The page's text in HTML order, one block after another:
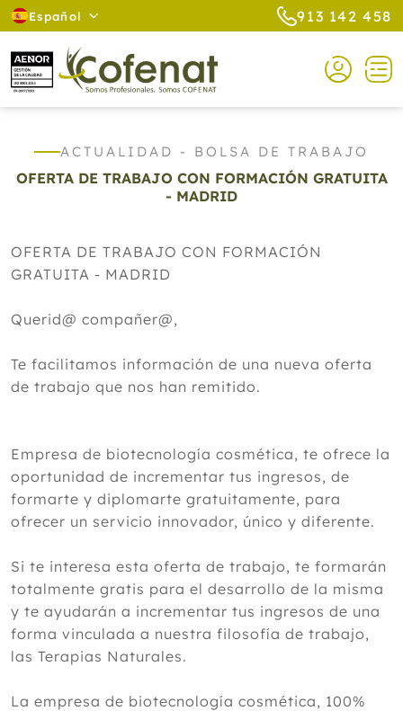
Español 913 142 458
ACTUALIDAD - BOLSA DE TRABAJO
OFERTA DE TRABAJO CON FORMACIÓN GRATUITA
- MADRID
OFERTA DE TRABAJO CON FORMACIÓN
GRATUITA - MADRID
Querid@ compañer@,
Te facilitamos información de una nueva oferta
de trabajo que nos han remitido.
Empresa de biotecnología cosmética, te ofrece la
oportunidad de incrementar tus ingresos, de
formarte y diplomarte gratuitamente, para
ofrecer un servicio innovador, único y diferente.
Si te interesa esta oferta de trabajo, te formarán
totalmente gratis para el desarrollo de la misma
y te ayudarán a incrementar tus ingresos de una
forma vinculada a nuestra filosofía de trabajo,
las Terapias Naturales.
La empresa de biotecnología cosmética, 100%